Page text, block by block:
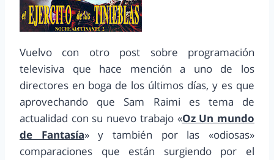
Vuelvo con otro post sobre programación
televisiva que hace mención a uno de los
directores en boga de los últimos días, y es que
aprovechando que Sam Raimi es tema de
actualidad con su nuevo trabajo «Oz Un mundo
de Fantasía» y también por las «odiosas»
comparaciones que están surgiendo por el